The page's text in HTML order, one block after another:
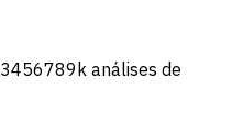
3456789 k análises de